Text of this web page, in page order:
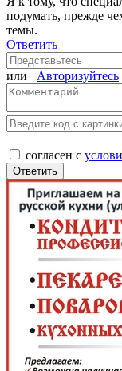
подумать, прежде
темы.
Ответить
или Авторизуйтесь
согласен с